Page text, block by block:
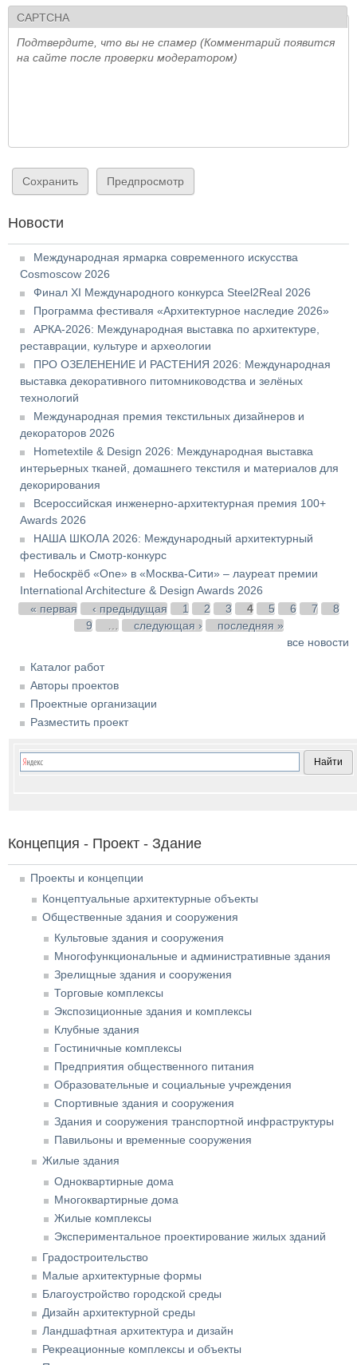
CAPTCHA
Подтвердите, что вы не спамер (Комментарий появится
на сайте после проверки модератором)
Новости
Международная ярмарка современного искусства
Cosmoscow 2026
Финал XI Международного конкурса Steel2Real 2026
Программа фестиваля «Архитектурное наследие 2026»
АРКА-2026: Международная выставка по архитектуре,
реставрации, культуре и археологии
ПРО ОЗЕЛЕНЕНИЕ И РАСТЕНИЯ 2026: Международная
выставка декоративного питомниководства и зелёных
технологий
Международная премия текстильных дизайнеров и
декораторов 2026
Hometextile & Design 2026: Международная выставка
интерьерных тканей, домашнего текстиля и материалов для
декорирования
Всероссийская инженерно-архитектурная премия 100+
Awards 2026
НАША ШКОЛА 2026: Международный архитектурный
фестиваль и Смотр-конкурс
Небоскрёб «One» в «Москва-Сити» – лауреат премии
International Architecture & Design Awards 2026
Страницы
« первая ‹ предыдущая 1 2 3 4 5 6 7
8
9
следующая ›
последняя »
все новости
Каталог работ
Авторы проектов
Проектные организации
Разместить проект
Концепция - Проект - Здание
Проекты и концепции
Концептуальные архитектурные объекты
Общественные здания и сооружения
Культовые здания и сооружения
Многофункциональные и административные здания
Зрелищные здания и сооружения
Торговые комплексы
Экспозиционные здания и комплексы
Клубные здания
Гостиничные комплексы
Предприятия общественного питания
Образовательные и социальные учреждения
Спортивные здания и сооружения
Здания и сооружения транспортной инфраструктуры
Павильоны и временные сооружения
Жилые здания
Одноквартирные дома
Многоквартирные дома
Жилые комплексы
Экспериментальное проектирование жилых зданий
Градостроительство
Малые архитектурные формы
Благоустройство городской среды
Дизайн архитектурной среды
Ландшафтная архитектура и дизайн
Рекреационные комплексы и объекты